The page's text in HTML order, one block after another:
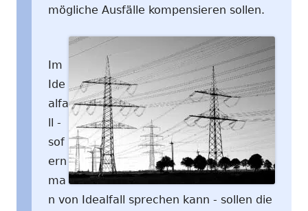
mögliche Ausfälle kompensieren sollen.
Im
Ide
alfa
ll -
sof
ern
ma
n von Idealfall sprechen kann - sollen die